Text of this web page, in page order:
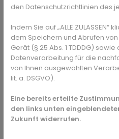
eine starke gebeugte
Beine anzuwinkeln, tritt
Therapie und Tipps
Was auf den ersten Blick
wichtig für den schnellen
Bewegung sollten
rostet - dieser Spruch trifft
Schwarze. Mehrmals täglich
den Datenschutzrichtlinien des
Indem Sie auf „ALLE
dem Speichern und Abrufen
Gerät (§ 25 Abs. 1 TDDDG)
Datenverarbeitung für die
von Ihnen ausgewählten
lit. a. DSGVO).
Eine bereits erteilte
den links unten
Zukunft widerrufen.